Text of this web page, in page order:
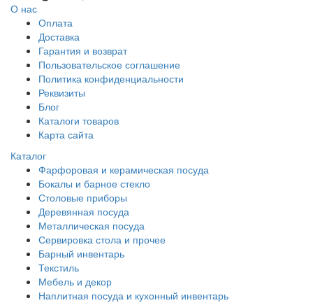
О нас
Оплата
Доставка
Гарантия и возврат
Пользовательское соглашение
Политика конфиденциальности
Реквизиты
Блог
Каталоги товаров
Карта сайта
Каталог
Фарфоровая и керамическая посуда
Бокалы и барное стекло
Столовые приборы
Деревянная посуда
Металлическая посуда
Сервировка стола и прочее
Барный инвентарь
Текстиль
Мебель и декор
Наплитная посуда и кухонный инвентарь